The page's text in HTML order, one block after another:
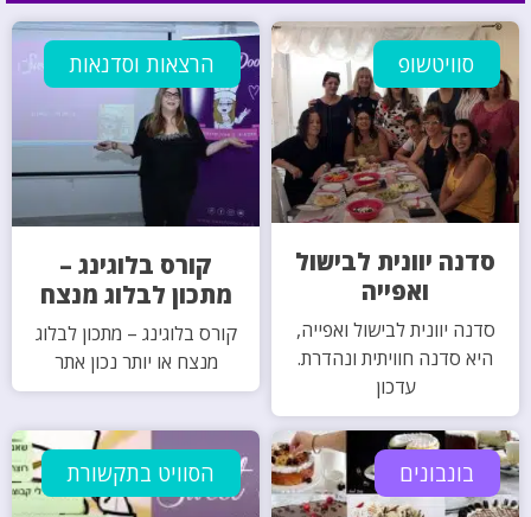
סוויטשופ
סדנה יוונית לבישול
ואפייה
סדנה יוונית לבישול ואפייה,
היא סדנה חוויתית ונהדרת.
עדכון
הרצאות וסדנאות
קורס בלוגינג –
מתכון לבלוג מנצח
קורס בלוגינג – מתכון לבלוג
מנצח או יותר נכון אתר
בונבונים הסוויט בתקשורת